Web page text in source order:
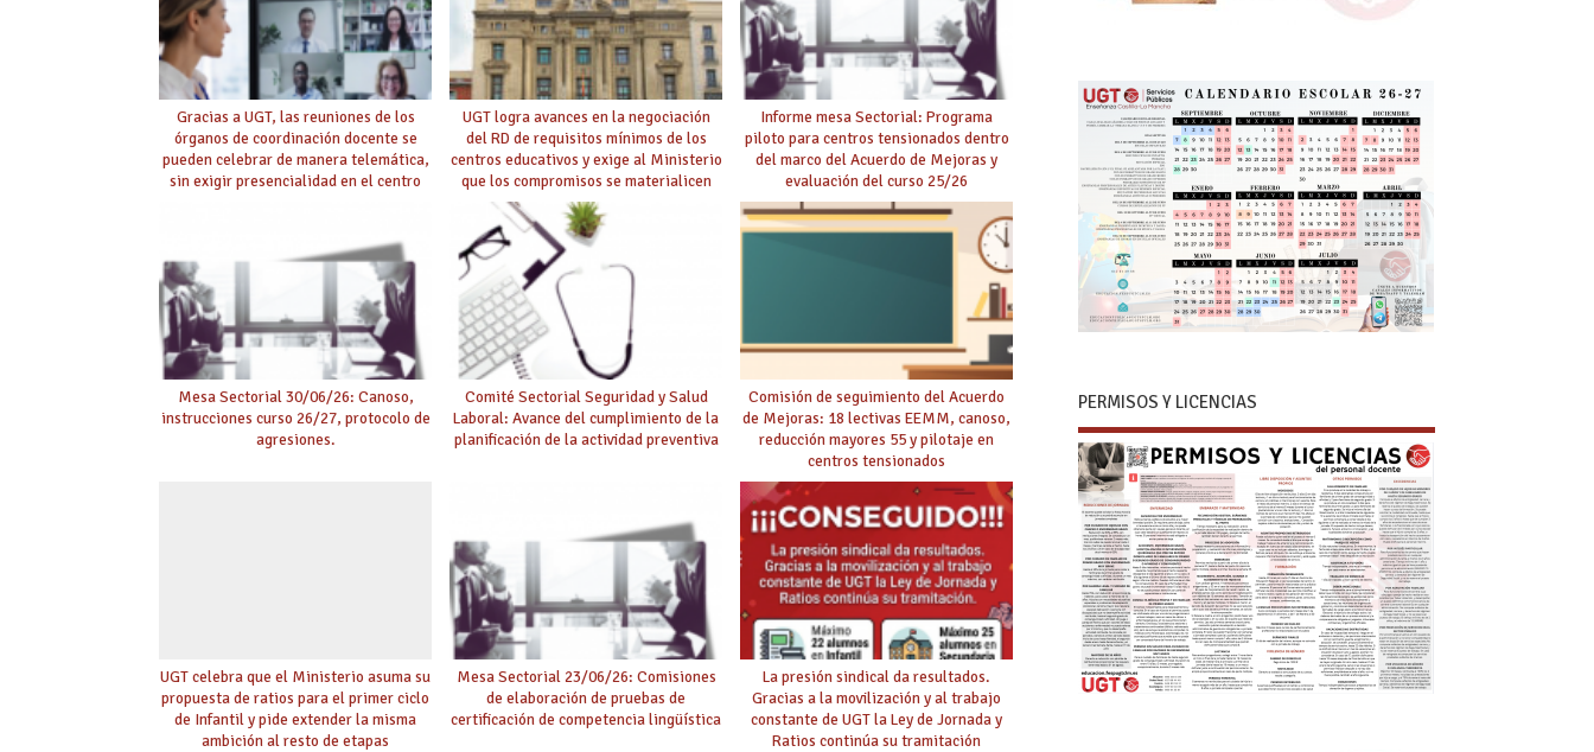
Gracias a UGT, las reuniones de los
órganos de coordinación docente se
pueden celebrar de manera telemática,
sin exigir presencialidad en el centro
UGT logra avances en la negociación
del RD de requisitos mínimos de los
centros educativos y exige al Ministerio
que los compromisos se materialicen
con la mayor agilidad posible
Informe mesa Sectorial: Programa
piloto para centros tensionados dentro
del marco del Acuerdo de Mejoras y
evaluación del curso 25/26
Mesa Sectorial 30/06/26: Canoso,
instrucciones curso 26/27, protocolo de
agresiones.
Comité Sectorial Seguridad y Salud
Laboral: Avance del cumplimiento de la
planificación de la actividad preventiva
Comisión de seguimiento del Acuerdo
de Mejoras: 18 lectivas EEMM, canoso,
reducción mayores 55 y pilotaje en
centros tensionados
UGT celebra que el Ministerio asuma su
propuesta de ratios para el primer ciclo
de Infantil y pide extender la misma
ambición al resto de etapas
Mesa Sectorial 23/06/26: Comisiones
de elaboración de pruebas de
certificación de competencia lingüística
La presión sindical da resultados.
Gracias a la movilización y al trabajo
constante de UGT la Ley de Jornada y
Ratios continúa su tramitación
PERMISOS Y LICENCIAS